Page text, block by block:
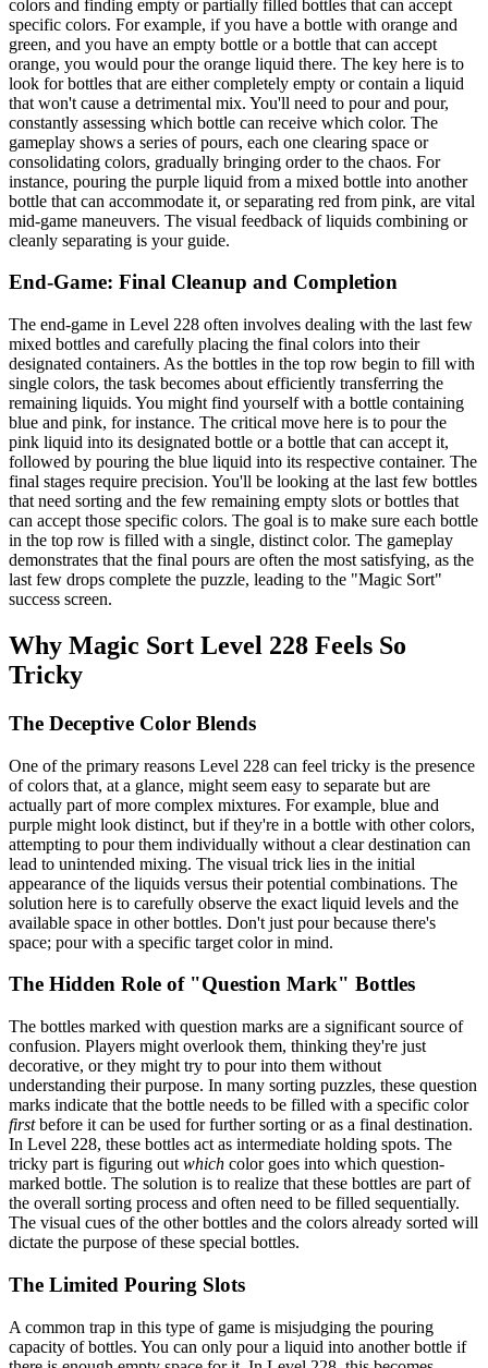
colors and finding empty or partially filled bottles that can accept
specific colors. For example, if you have a bottle with orange and
green, and you have an empty bottle or a bottle that can accept
orange, you would pour the orange liquid there. The key here is to
look for bottles that are either completely empty or contain a liquid
that won't cause a detrimental mix. You'll need to pour and pour,
constantly assessing which bottle can receive which color. The
gameplay shows a series of pours, each one clearing space or
consolidating colors, gradually bringing order to the chaos. For
instance, pouring the purple liquid from a mixed bottle into another
bottle that can accommodate it, or separating red from pink, are vital
mid-game maneuvers. The visual feedback of liquids combining or
cleanly separating is your guide.
End-Game: Final Cleanup and Completion
The end-game in Level 228 often involves dealing with the last few
mixed bottles and carefully placing the final colors into their
designated containers. As the bottles in the top row begin to fill with
single colors, the task becomes about efficiently transferring the
remaining liquids. You might find yourself with a bottle containing
blue and pink, for instance. The critical move here is to pour the
pink liquid into its designated bottle or a bottle that can accept it,
followed by pouring the blue liquid into its respective container. The
final stages require precision. You'll be looking at the last few bottles
that need sorting and the few remaining empty slots or bottles that
can accept those specific colors. The goal is to make sure each bottle
in the top row is filled with a single, distinct color. The gameplay
demonstrates that the final pours are often the most satisfying, as the
last few drops complete the puzzle, leading to the "Magic Sort"
success screen.
Why Magic Sort Level 228 Feels So
Tricky
The Deceptive Color Blends
One of the primary reasons Level 228 can feel tricky is the presence
of colors that, at a glance, might seem easy to separate but are
actually part of more complex mixtures. For example, blue and
purple might look distinct, but if they're in a bottle with other colors,
attempting to pour them individually without a clear destination can
lead to unintended mixing. The visual trick lies in the initial
appearance of the liquids versus their potential combinations. The
solution here is to carefully observe the exact liquid levels and the
available space in other bottles. Don't just pour because there's
space; pour with a specific target color in mind.
The Hidden Role of "Question Mark" Bottles
The bottles marked with question marks are a significant source of
confusion. Players might overlook them, thinking they're just
decorative, or they might try to pour into them without
understanding their purpose. In many sorting puzzles, these question
marks indicate that the bottle needs to be filled with a specific color
firstbefore it can be used for further sorting or as a final destination.
In Level 228, these bottles act as intermediate holding spots. The
tricky part is figuring out which color goes into which question-
marked bottle. The solution is to realize that these bottles are part of
the overall sorting process and often need to be filled sequentially.
The visual cues of the other bottles and the colors already sorted will
dictate the purpose of these special bottles.
The Limited Pouring Slots
A common trap in this type of game is misjudging the pouring
capacity of bottles. You can only pour a liquid into another bottle if